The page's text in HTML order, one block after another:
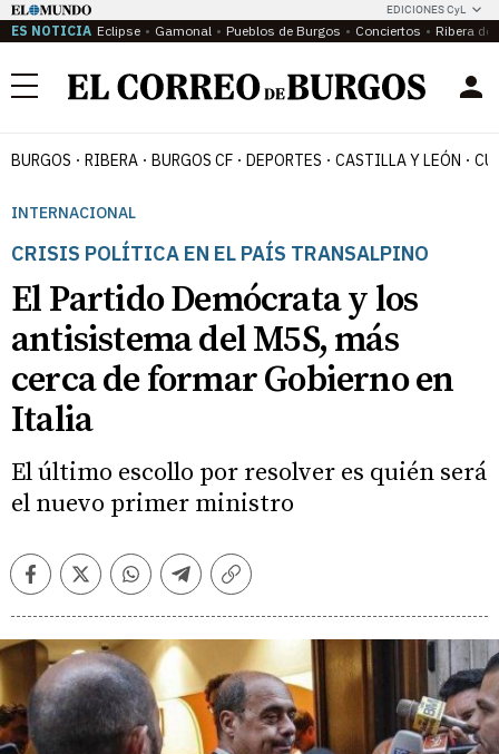
EDICIONES CyL
ES NOTICIA Eclipse Gamonal Pueblos de Burgos Conciertos Ribera del
Menú
BURGOS RIBERA BURGOS CF DEPORTES CASTILLA Y LEÓN
INTERNACIONAL
CRISIS POLÍTICA EN EL PAÍS TRANSALPINO
El Partido Demócrata y los
antisistema del M5S, más
cerca de formar Gobierno en
Italia
El último escollo por resolver es quién será
el nuevo primer ministro
FacebookTwitterWhatsappTelegramCopiar